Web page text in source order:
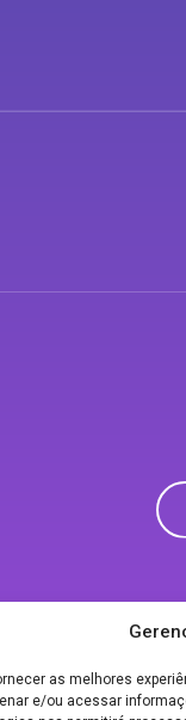
as melhores
e/ou acessar